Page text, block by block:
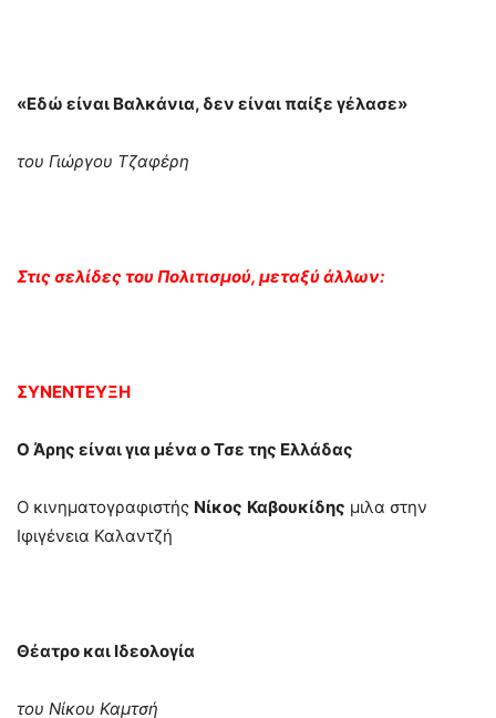
«Εδώ είναι Βαλκάνια, δεν είναι παίξε γέλασε»
του Γιώργου Τζαφέρη
Στις σελίδες του Πολιτισμού, μεταξύ άλλων:
ΣΥΝΕΝΤΕΥΞΗ
Ο Άρης είναι για μένα ο Τσε της Ελλάδας
Ο κινηματογραφιστής Νίκος Καβουκίδης μιλα στην
Ιφιγένεια Καλαντζή
Θέατρο και Ιδεολογία
του Νίκου Καμτσή